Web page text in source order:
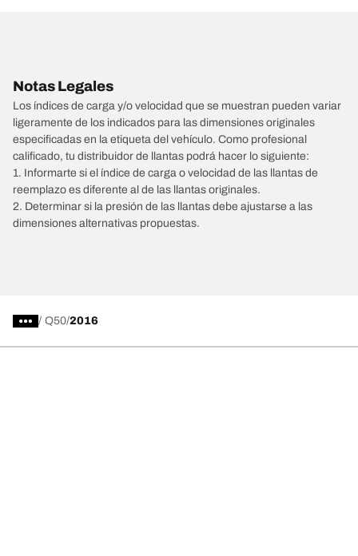
Notas Legales
Los índices de carga y/o velocidad que se muestran pueden variar
ligeramente de los indicados para las dimensiones originales
especificadas en la etiqueta del vehículo. Como profesional
calificado, tu distribuidor de llantas podrá hacer lo siguiente:
1. Informarte si el índice de carga o velocidad de las llantas de
reemplazo es diferente al de las llantas originales.
2. Determinar si la presión de las llantas debe ajustarse a las
dimensiones alternativas propuestas.
/ Q50 2016